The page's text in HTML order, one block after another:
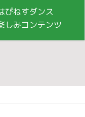
ぴねすダンス
しみコンテンツ